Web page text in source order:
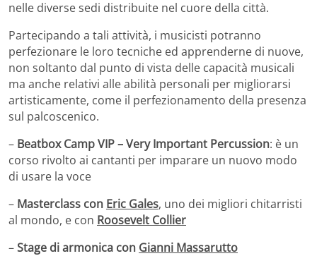
nelle diverse sedi distribuite nel cuore della città.
Partecipando a tali attività, i musicisti potranno
perfezionare le loro tecniche ed apprenderne di nuove,
non soltanto dal punto di vista delle capacità musicali
ma anche relativi alle abilità personali per migliorarsi
artisticamente, come il perfezionamento della presenza
sul palcoscenico.
– Beatbox Camp VIP – Very Important Percussion: è un
corso rivolto ai cantanti per imparare un nuovo modo
di usare la voce
– Masterclass con Eric Gales, uno dei migliori chitarristi
al mondo, e con Roosevelt Collier
–Stage di armonica con Gianni Massarutto